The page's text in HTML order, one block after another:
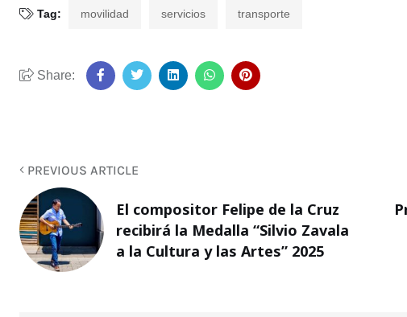
Tag: movilidad servicios transporte
Share:
PREVIOUS ARTICLE
El compositor Felipe de la Cruz
recibirá la Medalla “Silvio Zavala
a la Cultura y las Artes” 2025